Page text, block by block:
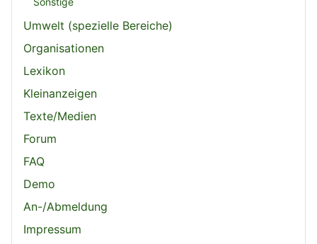
Umwelt (spezielle Bereiche)
Organisationen
Lexikon
Kleinanzeigen
Texte/Medien
Forum
FAQ
Demo
An-/Abmeldung
Impressum